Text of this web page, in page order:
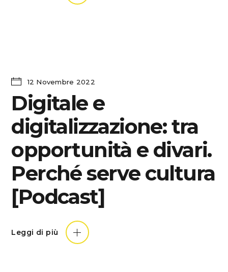
12 Novembre 2022
Digitale e
digitalizzazione: tra
opportunità e divari.
Perché serve cultura
[Podcast]
Leggi di più